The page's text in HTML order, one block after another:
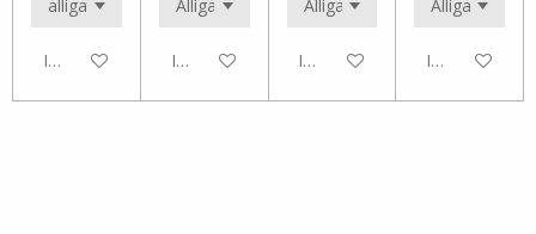
In winkelwagen In winkelwagen In winkelwagen In